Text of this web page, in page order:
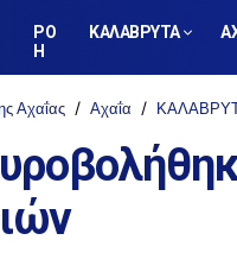
ΡΟ
Η
ΚΑΛΑΒΡΥΤΑ
Αχαΐας Αχαΐα